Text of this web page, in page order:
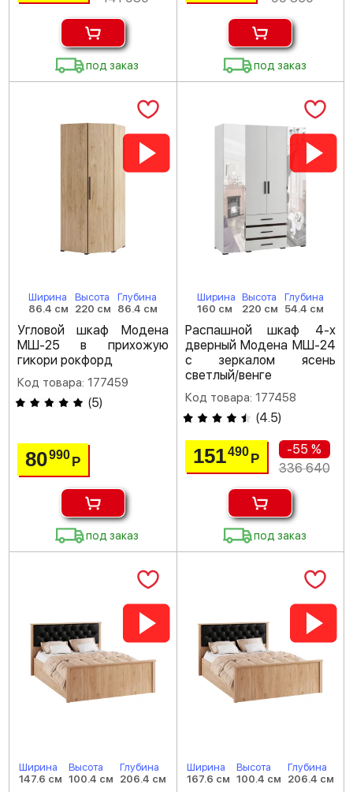
под заказ под заказ
Ширина
86.4 см
Высота
220 см
Глубина
86.4 см
Угловой шкаф Модена
МШ-25 в прихожую
гикори рокфорд
Код товара: 177459
(5)
80990Р
под заказ
Ширина
160 см
Высота
220 см
Глубина
54.4 см
Распашной шкаф 4-х
дверный Модена МШ-24
с зеркалом ясень
светлый/венге
Код товара: 177458
(4.5)
151490 Р
-55 %
336 640
под заказ
Ширина
147.6 см
Высота
100.4 см
Глубина
206.4 см
Ширина
167.6 см
Высота
100.4 см
Глубина
206.4 см